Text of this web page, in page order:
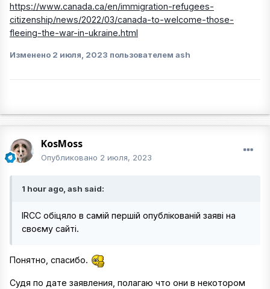
https://www.canada.ca/en/immigration-refugees-
citizenship/news/2022/03/canada-to-welcome-those-
fleeing-the-war-in-ukraine.html
Изменено 2 июля, 2023 пользователем ash
KosMoss
Опубликовано 2 июля, 2023
1 hour ago, ash said:
IRCC обіцяло в самій першій опублікованій заяві на
своєму сайті.
Понятно, спасибо.
Судя по дате заявления, полагаю что они в некотором